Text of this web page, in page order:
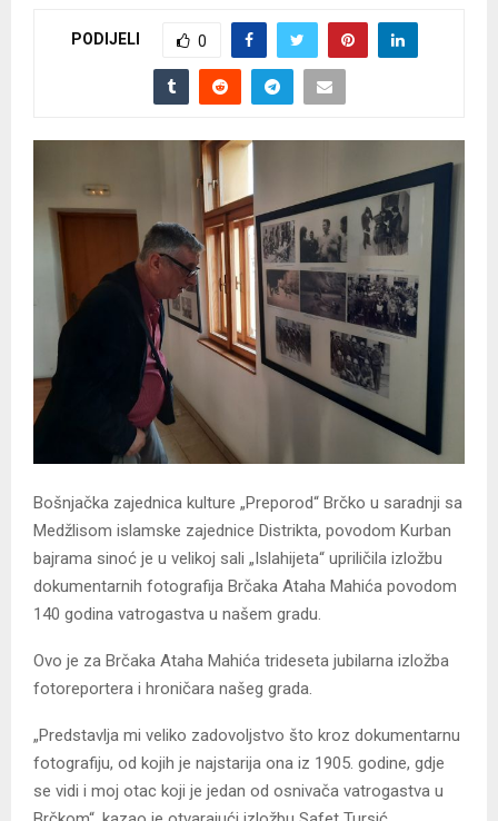
PODIJELI 0
Bošnjačka zajednica kulture „Preporod“ Brčko u saradnji sa
Medžlisom islamske zajednice Distrikta, povodom Kurban
bajrama sinoć je u velikoj sali „Islahijeta“ upriličila izložbu
dokumentarnih fotografija Brčaka Ataha Mahića povodom
140 godina vatrogastva u našem gradu.
Ovo je za Brčaka Ataha Mahića trideseta jubilarna izložba
fotoreportera i hroničara našeg grada.
„Predstavlja mi veliko zadovoljstvo što kroz dokumentarnu
fotografiju, od kojih je najstarija ona iz 1905. godine, gdje
se vidi i moj otac koji je jedan od osnivača vatrogastva u